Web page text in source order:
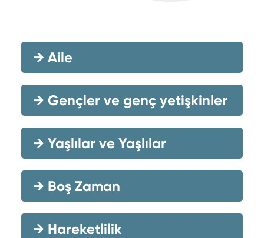
→ Aile
→ Gençler ve genç yetişkinler
→ Yaşlılar ve Yaşlılar
→ Boş Zaman
→ Hareketlilik